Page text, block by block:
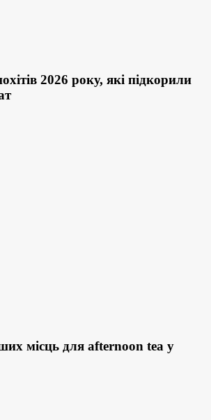
2026 року, які підкорили
місць для afternoon tea у